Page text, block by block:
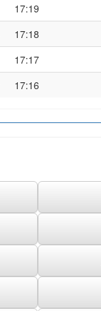
17:19
17:18
17:17
17:16